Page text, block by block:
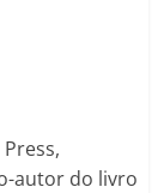
autor do livro